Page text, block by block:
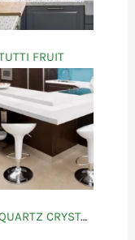
FRUIT
EQUS QUARTZ CRYSTAL WHITE